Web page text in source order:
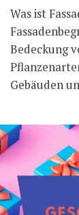
Was ist
Bedeckung
Gebäuden